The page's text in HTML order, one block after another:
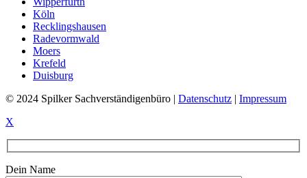
Köln
Recklingshausen
Radevormwald
Moers
Krefeld
Duisburg
© 2024 Spilker Sachverständigenbüro | Datenschutz | Impressum
X
Dein Name